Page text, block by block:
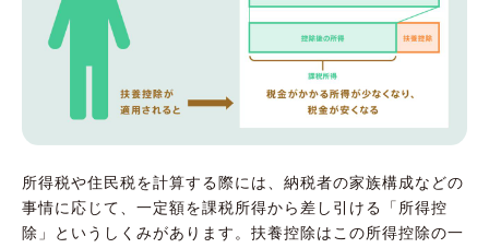
所得税や住民税を計算する際には、納税者の家族構成などの
事情に応じて、一定額を課税所得から差し引ける「所得控
除」というしくみがあります。扶養控除はこの所得控除の一